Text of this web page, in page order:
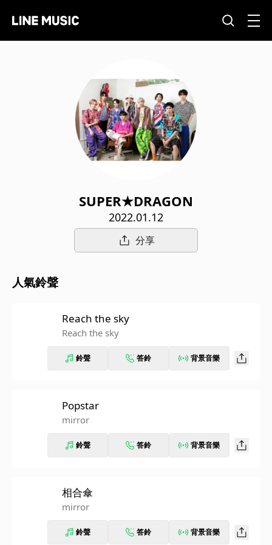
SUPER★DRAGON
2022.01.12
分享
人氣鈴聲
Reach the sky
Reach the sky
鈴聲 答鈴 背景音樂
Popstar
mirror
鈴聲 答鈴 背景音樂
相合傘
mirror
鈴聲 答鈴 背景音樂